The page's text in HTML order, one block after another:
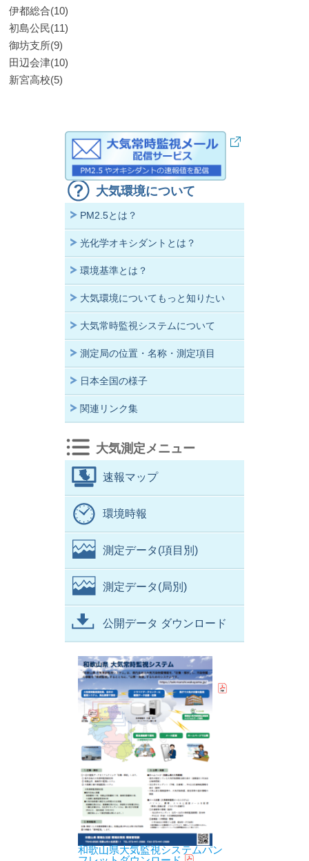
伊都総合(10)
初島公民(11)
御坊支所(9)
田辺会津(10)
新宮高校(5)
大気環境について
PM2.5とは？
光化学オキシダントとは？
環境基準とは？
大気環境についてもっと知りたい
大気常時監視システムについて
測定局の位置・名称・測定項目
日本全国の様子
関連リンク集
大気測定メニュー
速報マップ
環境時報
測定データ(項目別)
測定データ(局別)
公開データ ダウンロード
和歌山県大気監視システムパン